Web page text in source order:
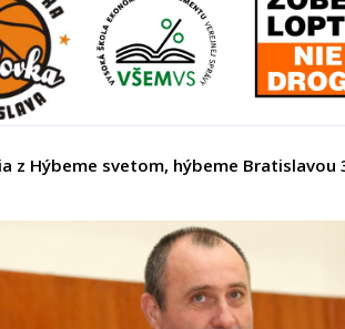
z Hýbeme svetom, hýbeme Bratislavou